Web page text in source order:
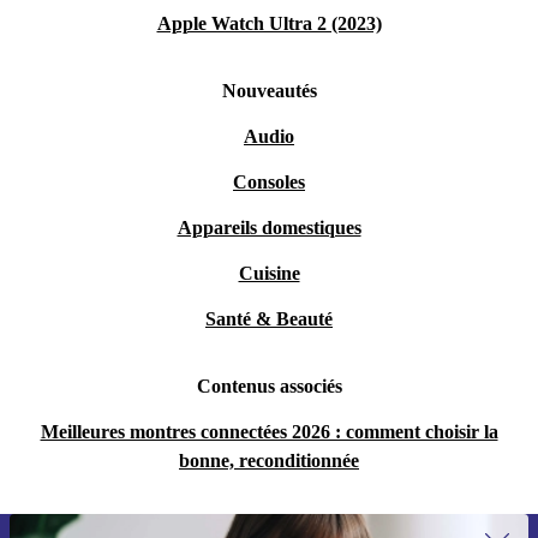
Apple Watch Ultra 2 (2023)
Nouveautés
Audio
Consoles
Appareils domestiques
Cuisine
Santé & Beauté
Contenus associés
Meilleures montres connectées 2026 : comment choisir la
bonne, reconditionnée